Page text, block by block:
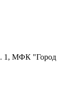
1, МФК "Город